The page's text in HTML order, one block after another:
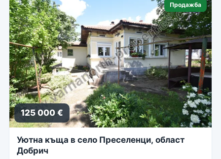
Продажба
125 000 €
Уютна къща в село Преселенци, област
Добрич